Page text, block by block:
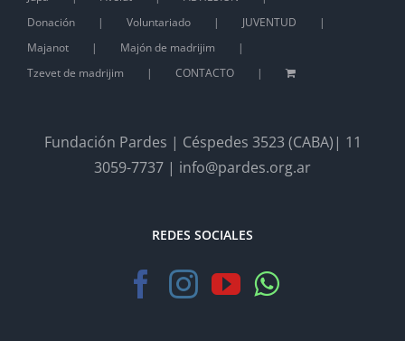
Donación
Voluntariado
JUVENTUD
Majanot
Majón de madrijim
Tzevet de madrijim
CONTACTO
Fundación Pardes | Céspedes 3523 (CABA)| 11
3059-7737 | info@pardes.org.ar
REDES SOCIALES